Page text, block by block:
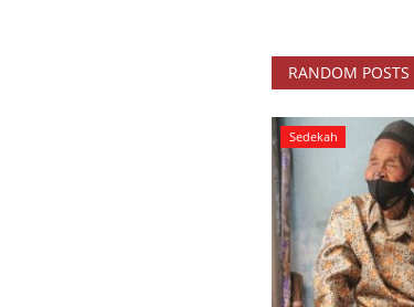
RANDOM POSTS
Pendidikan